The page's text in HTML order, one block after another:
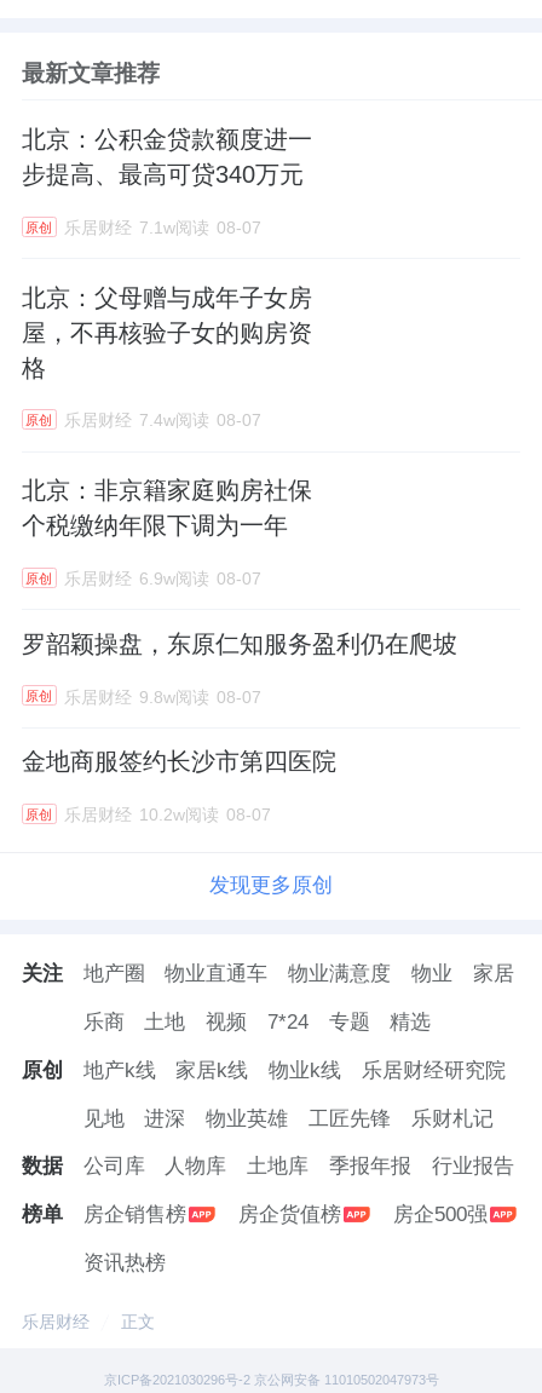
最新文章推荐
北京：公积金贷款额度进一
步提高、最高可贷340万元
原创 乐居财经 7.1w阅读 08-07
北京：父母赠与成年子女房
屋，不再核验子女的购房资
格
原创 乐居财经 7.4w阅读 08-07
北京：非京籍家庭购房社保
个税缴纳年限下调为一年
原创 乐居财经 6.9w阅读 08-07
罗韶颖操盘，东原仁知服务盈利仍在爬坡
原创 乐居财经 9.8w阅读 08-07
金地商服签约长沙市第四医院
原创 乐居财经 10.2w阅读 08-07
发现更多原创
关注 地产圈 物业直通车 物业满意度 物业 家居
乐商 土地 视频 7*24 专题 精选
原创 地产k线 家居k线 物业k线 乐居财经研究院
见地 进深 物业英雄 工匠先锋 乐财札记
数据 公司库 人物库 土地库 季报年报 行业报告
榜单 房企销售榜 房企货值榜 房企500强
资讯热榜
乐居财经 正文
京ICP备2021030296号-2 京公网安备 11010502047973号